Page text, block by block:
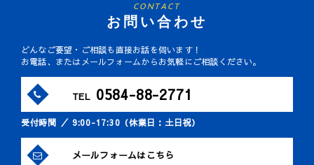
CONTACT
お問い合わせ
どんなご要望・ご相談も直接お話を伺います！
お電話、またはメールフォームからお気軽にご相談ください。
TEL 0584-88-2771
受付時間 ／ 9:00-17:30（休業日：土日祝）
メールフォームはこちら